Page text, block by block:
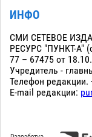
ИНФО
СМИ СЕТЕВОЕ
РЕСУРС "ПУНКТ-А"
77 – 67475 от
Учредитель -
Телефон редакции.
E-mail редакции: